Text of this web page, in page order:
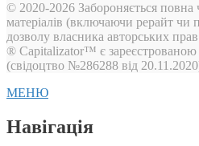
© 2020-2026 Забороняється повна
матеріалів (включаючи рерайт чи
дозволу власника авторських
® Capitalizator™ є
(свідоцтво №286288 від
МЕНЮ
Навігація